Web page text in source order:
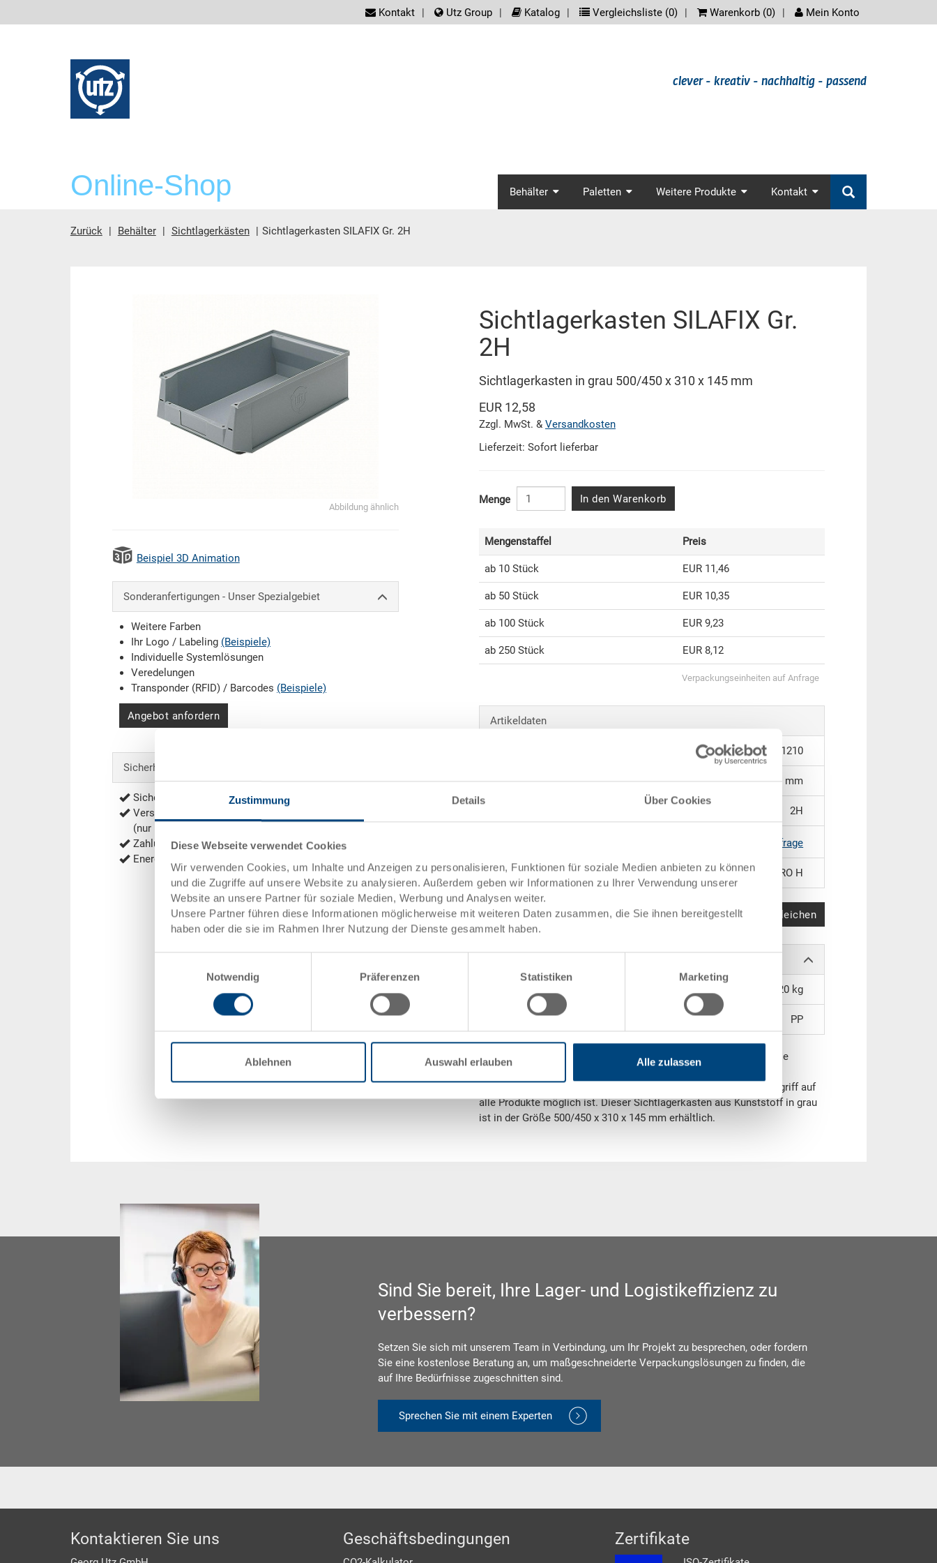
Zustimmung Details Über Cookies
Diese Webseite verwendet Cookies
Wir verwenden Cookies, um Inhalte und Anzeigen zu personalisieren, Funktionen für soziale Medien anbieten zu können
und die Zugriffe auf unsere Website zu analysieren. Außerdem geben wir Informationen zu Ihrer Verwendung unserer
Website an unsere Partner für soziale Medien, Werbung und Analysen weiter.
Unsere Partner führen diese Informationen möglicherweise mit weiteren Daten zusammen, die Sie ihnen bereitgestellt
haben oder die sie im Rahmen Ihrer Nutzung der Dienste gesammelt haben.
Notwendig
Präferenzen Statistiken Marketing
Ablehnen Auswahl erlauben Alle zulassen
screenreader.meta_nav
Kontakt Utz Group Katalog Vergleichsliste (0) Warenkorb (0) Mein Konto
clever - kreativ - nachhaltig - passend
Online-Shop screenreader.main_nav
Behälter Paletten Weitere Produkte Kontakt
Zurück Behälter Sichtlagerkästen Sichtlagerkasten SILAFIX Gr. 2H
Abbildung ähnlich
Beispiel 3D Animation
Sonderanfertigungen - Unser Spezialgebiet
Weitere Farben
Ihr Logo / Labeling (Beispiele)
Individuelle Systemlösungen
Veredelungen
Transponder (RFID) / Barcodes (Beispiele)
Angebot anfordern
Sicherheit & Bestellung
Sichere Bestellung mit Verschlüsselung
Versandkostenfrei ab 500,00 € Bestellwert
(nur bei Käufen im Onlineshop)
Zahlung per Vorkasse, Rechnung und PayPal
Energieeffiziente und nachhaltige Produktion
Sichtlagerkasten SILAFIX Gr.
2H
Sichtlagerkasten in grau 500/450 x 310 x 145 mm
EUR 12,58
Zzgl. MwSt. & Versandkosten
Lieferzeit: Sofort lieferbar
Menge In den Warenkorb
Mengenstaffel Preis
ab 10 Stück EUR 11,46
ab 50 Stück EUR 10,35
ab 100 Stück EUR 9,23
ab 250 Stück EUR 8,12
Verpackungseinheiten auf Anfrage
Artikeldaten
3-361.7000.1210
Außenmaße: 500 x 310 x 145 mm
2H
weitere Farben auf Anfrage
Verpackungseinheit: EURO H
Angebot anfordern Produkt vergleichen
1,20 kg
PP
Dieser Sichtlagerkasten SILAFIX ist ein praktischer Behälter für die
übersichtlichen Ordnung in Ihrem Lager - sodass ein schneller Zugriff auf
alle Produkte möglich ist. Dieser Sichtlagerkasten aus Kunststoff in grau
ist in der Größe 500/450 x 310 x 145 mm erhältlich.
Sind Sie bereit, Ihre Lager- und Logistikeffizienz zu
verbessern?
Setzen Sie sich mit unserem Team in Verbindung, um Ihr Projekt zu besprechen, oder fordern
Sie eine kostenlose Beratung an, um maßgeschneiderte Verpackungslösungen zu finden, die
auf Ihre Bedürfnisse zugeschnitten sind.
Sprechen Sie mit einem Experten
Footer
Kontaktieren Sie uns Geschäftsbedingungen Zertifikate